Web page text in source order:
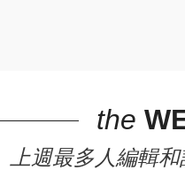
the
上週最多人編輯